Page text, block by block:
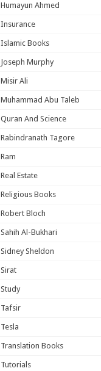
Humayun Ahmed
Insurance
Islamic Books
Joseph Murphy
Misir Ali
Muhammad Abu Taleb
Quran And Science
Rabindranath Tagore
Ram
Real Estate
Religious Books
Robert Bloch
Sahih Al-Bukhari
Sidney Sheldon
Sirat
Study
Tafsir
Tesla
Translation Books
Tutorials